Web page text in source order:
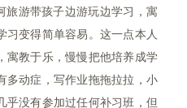
游带孩子边游玩边学习，寓
变得简单容易。这一点本人
寓教于乐，慢慢把他培养成学
多动症，写作业拖拖拉拉，小
乎没有参加过任何补习班，但